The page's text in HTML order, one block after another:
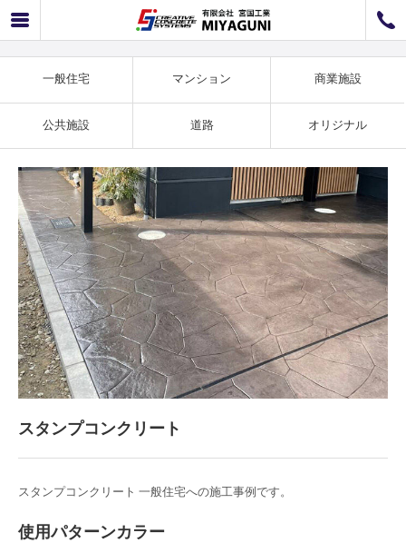
072-726-7676
お問い合わせ 工事のお見積もり
一般住宅事例 ランバリクオーツ施工例 SS-37
一般住宅 マンション 商業施設
公共施設 道路 オリジナル
スタンプコンクリート
スタンプコンクリート 一般住宅への施工事例です。
使用パターンカラー